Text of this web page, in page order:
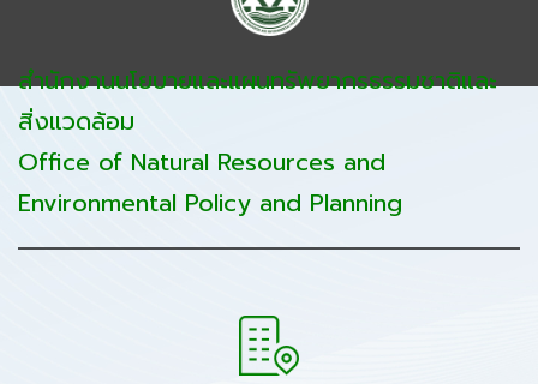
สำนักงานนโยบายและแผนทรัพยากรธรรมชาติและ
สิ่งแวดล้อม
Office of Natural Resources and
Environmental Policy and Planning